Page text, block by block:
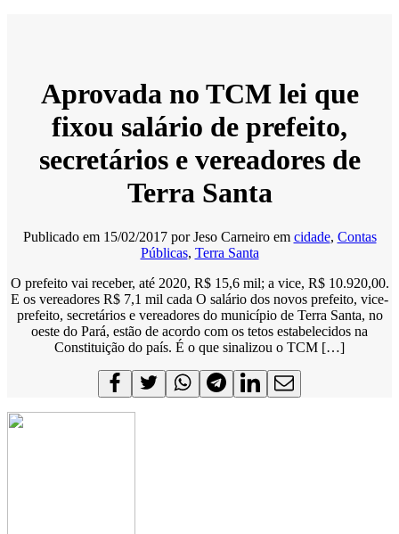
Aprovada no TCM lei que
fixou salário de prefeito,
secretários e vereadores de
Terra Santa
Publicado em 15/02/2017 porJeso Carneiro em cidade, Contas
Públicas, Terra Santa
O prefeito vai receber, até 2020, R$ 15,6 mil; a vice, R$ 10.920,00.
E os vereadores R$ 7,1 mil cada O salário dos novos prefeito, vice-
prefeito, secretários e vereadores do município de Terra Santa, no
oeste do Pará, estão de acordo com os tetos estabelecidos na
Constituição do país. É o que sinalizou o TCM […]